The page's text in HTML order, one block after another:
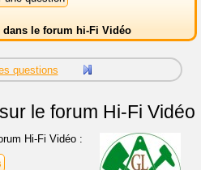
dans le forum hi-Fi Vidéo
questions
le forum Hi-Fi Vidéo
Hi-Fi Vidéo :